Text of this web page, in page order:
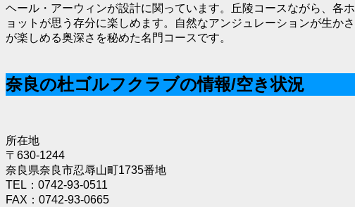
ヘール・アーウィンが設計に関っています。丘陵コースながら、各
ョットが思う存分に楽しめます。自然なアンジュレーションが生
が楽しめる奥深さを秘めた名門コースです。
奈良の杜ゴルフクラブの情報/空き状況
所在地
〒630-1244
奈良県奈良市忍辱山町1735番地
TEL：0742-93-0511
FAX：0742-93-0665